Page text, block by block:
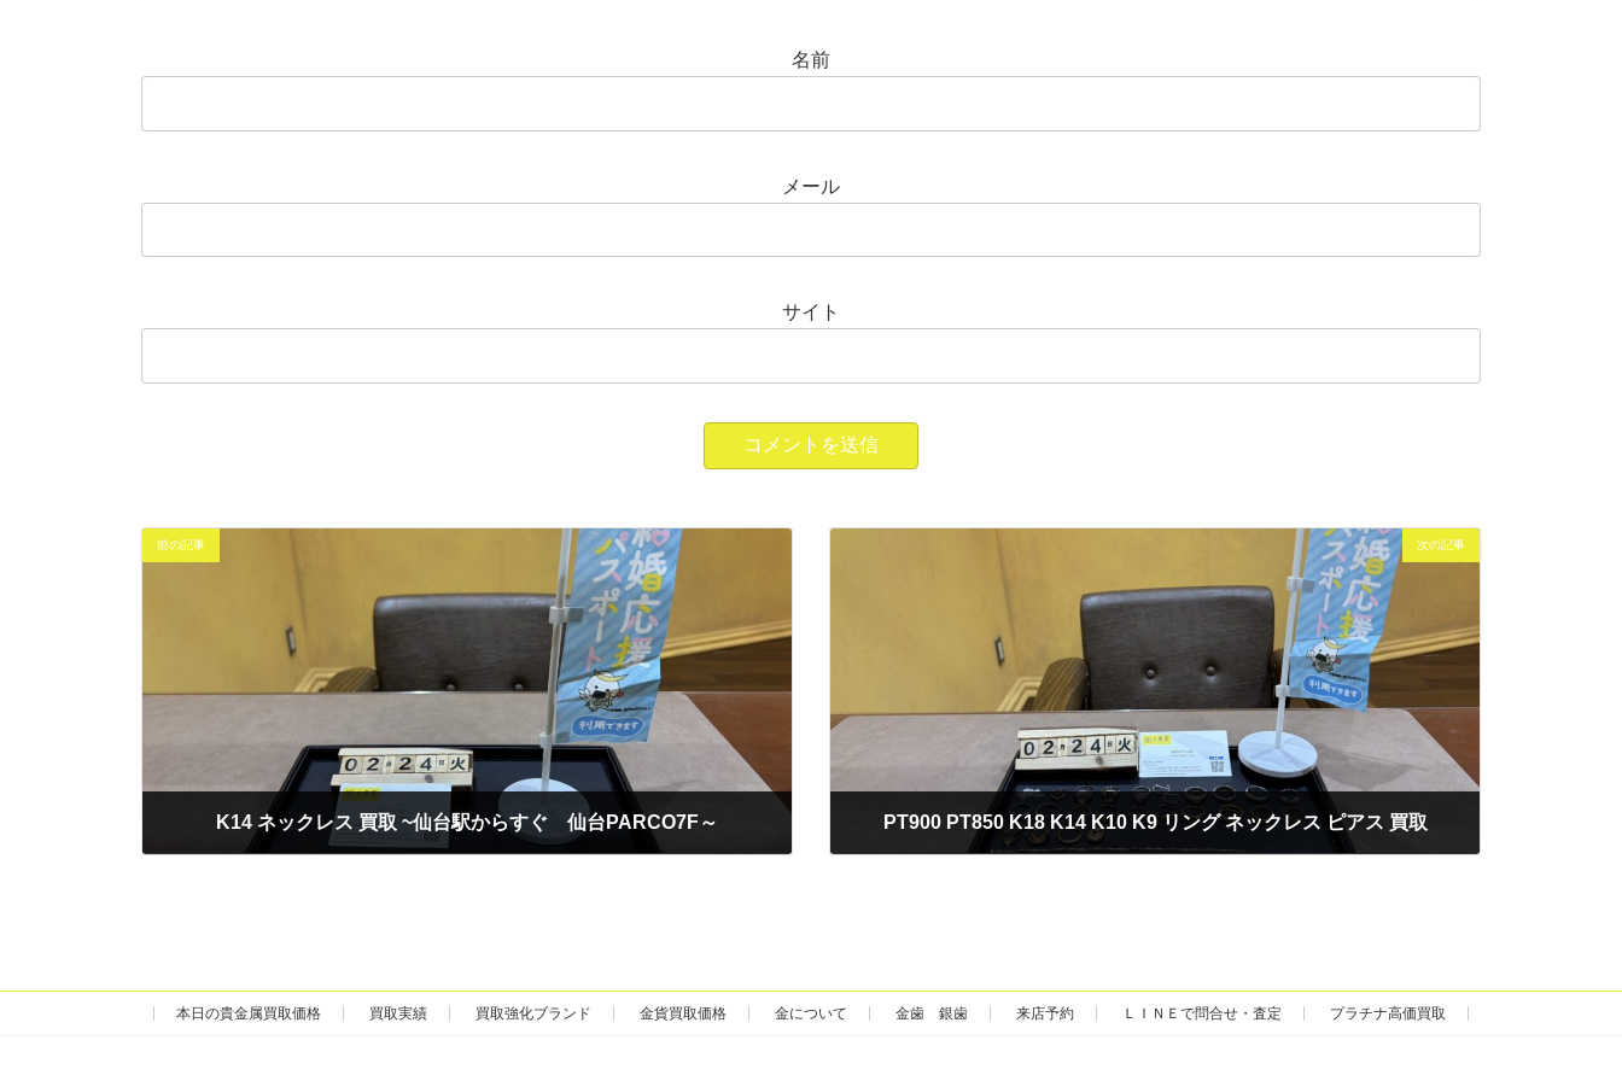
名前
メール
サイト
前の記事
K14 ネックレス 買取 ~仙台駅からすぐ 仙台PARCO7F～
次の記事
PT900 PT850 K18 K14 K10 K9 リング ネックレス ピアス 買取
本日の貴金属買取価格 買取実績 買取強化ブランド 金貨買取価格 金について 金歯 銀歯 来店予約 ＬＩＮＥで問合せ・査定 プラチナ高価買取